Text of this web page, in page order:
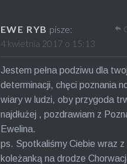
EWE RYB pisze:
4 kwietnia 2017 o 15:13
Jestem pełna podziwu dla
determinacji, chęci poznania
wiary w ludzi, oby przygoda
najdłużej , pozdrawiam z
Ewelina.
ps. Spotkaliśmy Ciebie wraz z
koleżanką na drodze